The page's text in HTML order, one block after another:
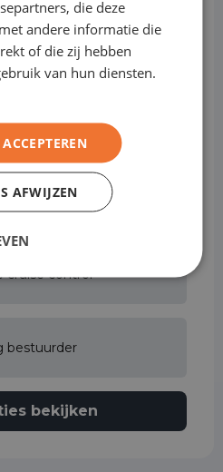
delen neerklapbaar
cruise control
bestuurder
bekijken
die deze
andere informatie die
of die zij hebben
van hun diensten.
AFWIJZEN